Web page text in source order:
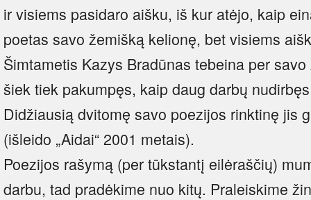
ir visiems pasidaro aišku, iš kur atėjo, kaip
poetas savo žemišką kelionę, bet visiems
Šimtametis Kazys Bradūnas tebeina per
šiek tiek pakumpęs, kaip daug darbų
Didžiausią dvitomę savo poezijos rinktinę jis
(išleido „Aidai“ 2001 metais).
Poezijos rašymą (per tūkstantį eilėraščių)
darbu, tad pradėkime nuo kitų. Praleiskime